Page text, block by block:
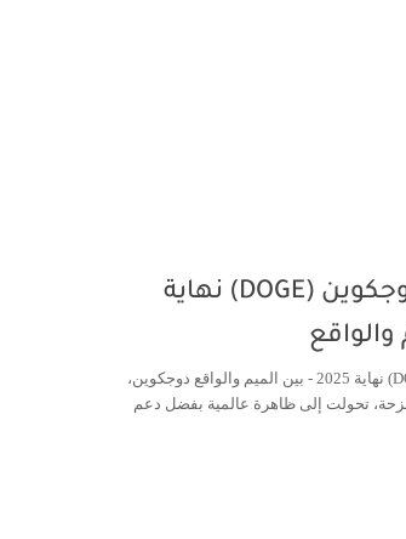
توقعات سعر دوجكوين (DOGE) نهاية
توقعات سعر دوجكوين (DOGE) نهاية 2025 - بين الميم والواقع دوجكوين،
تحولت إلى ظاهرة عالمية بفضل دعم